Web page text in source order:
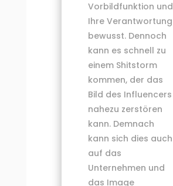
Vorbildfunktion und
Ihre Verantwortung
bewusst. Dennoch
kann es schnell zu
einem Shitstorm
kommen, der das
Bild des Influencers
nahezu zerstören
kann. Demnach
kann sich dies auch
auf das
Unternehmen und
das Image